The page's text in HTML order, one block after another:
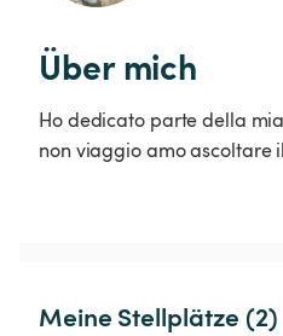
Über mich
Ho dedicato parte della
non viaggio amo ascoltare
Meine Stellplätze (2)